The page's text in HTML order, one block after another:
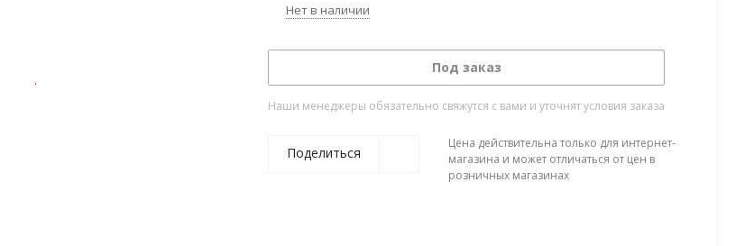
Нет в наличии
Под заказ
Наши менеджеры обязательно свяжутся с вами и уточнят условия заказа
Поделиться
Цена действительна только для интернет-
магазина и может отличаться от цен в
розничных магазинах